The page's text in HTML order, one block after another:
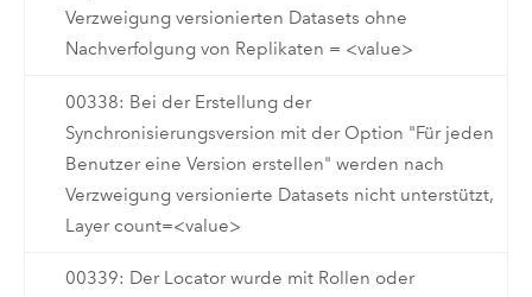
Verzweigung versionierten Datasets ohne
Nachverfolgung von Replikaten = <value>
00338: Bei der Erstellung der
Synchronisierungsversion mit der Option "Für jeden
Benutzer eine Version erstellen" werden nach
Verzweigung versionierte Datasets nicht unterstützt,
Layer count=<value>
00339: Der Locator wurde mit Rollen oder